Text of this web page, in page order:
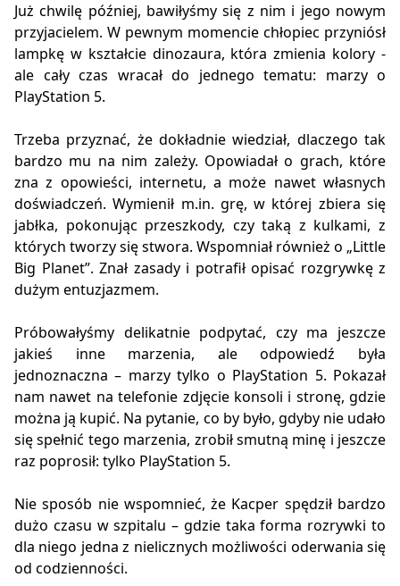
Już chwilę później, bawiłyśmy się z nim i jego nowym
przyjacielem. W pewnym momencie chłopiec przyniósł
lampkę w kształcie dinozaura, która zmienia kolory -
ale cały czas wracał do jednego tematu: marzy o
PlayStation 5.
Trzeba przyznać, że dokładnie wiedział, dlaczego tak
bardzo mu na nim zależy. Opowiadał o grach, które
zna z opowieści, internetu, a może nawet własnych
doświadczeń. Wymienił m.in. grę, w której zbiera się
jabłka, pokonując przeszkody, czy taką z kulkami, z
których tworzy się stwora. Wspomniał również o „Little
Big Planet”. Znał zasady i potrafił opisać rozgrywkę z
dużym entuzjazmem.
Próbowałyśmy delikatnie podpytać, czy ma jeszcze
jakieś inne marzenia, ale odpowiedź była
jednoznaczna – marzy tylko o PlayStation 5. Pokazał
nam nawet na telefonie zdjęcie konsoli i stronę, gdzie
można ją kupić. Na pytanie, co by było, gdyby nie udało
się spełnić tego marzenia, zrobił smutną minę i jeszcze
raz poprosił: tylko PlayStation 5.
Nie sposób nie wspomnieć, że Kacper spędził bardzo
dużo czasu w szpitalu – gdzie taka forma rozrywki to
dla niego jedna z nielicznych możliwości oderwania się
od codzienności.